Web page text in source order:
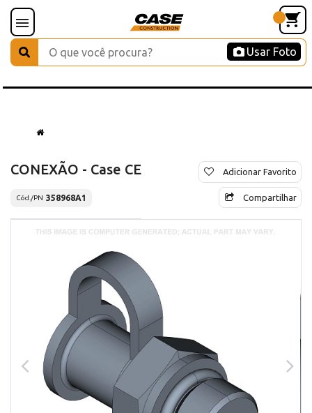
Usar Foto
CONEXÃO - Case CE
Cód./PN 358968A1
Adicionar Favorito
Compartilhar